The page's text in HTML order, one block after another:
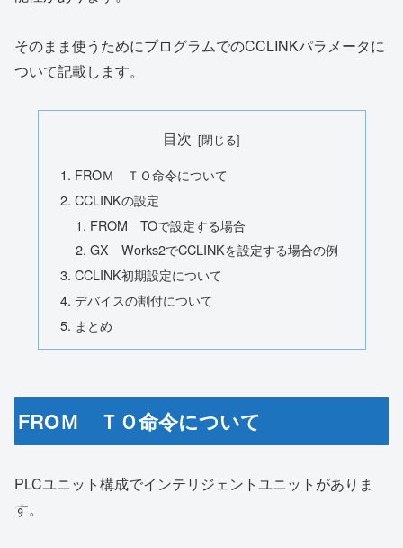
そのまま使うためにプログラムでのCCLINKパラメータに
ついて記載します。
目次
FROＭ ＴＯ命令について
CCLINKの設定
FROM TOで設定する場合
GX Works2でCCLINKを設定する場合の例
CCLINK初期設定について
デバイスの割付について
まとめ
FROＭ ＴＯ命令について
PLCユニット構成でインテリジェントユニットがありま
す。